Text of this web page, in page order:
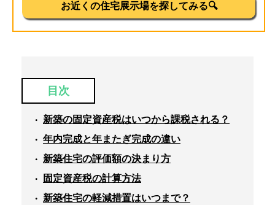
お近くの住宅展示場を探してみる🔍
目次
新築の固定資産税はいつから課税される？
年内完成と年またぎ完成の違い
新築住宅の評価額の決まり方
固定資産税の計算方法
新築住宅の軽減措置はいつまで？